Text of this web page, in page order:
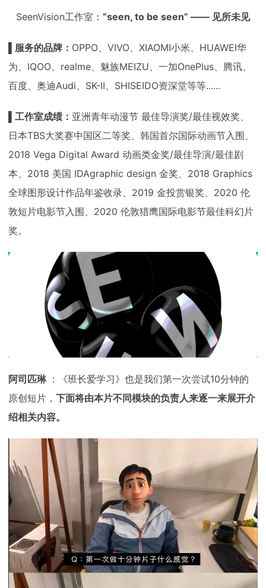
SeenVision工作室： “seen, to be seen” —— 见所未见
▌服务的品牌： OPPO、VIVO、XIAOMI小米、HUAWEI华
为、IQOO、realme、魅族MEIZU、一加OnePlus、腾讯、
百度、奥迪Audi、SK-II、SHISEIDO资深堂等等......
▌工作室成绩： 亚洲青年动漫节 最佳导演奖/最佳视效奖、
日本TBS大奖赛中国区二等奖、韩国首尔国际动画节入围、
2018 Vega Digital Award 动画类金奖/最佳导演/最佳剧
本、2018 美国 IDAgraphic design 金奖、2018 Graphics
全球图形设计作品年鉴收录、2019 金投赏银奖、2020 伦
敦短片电影节入围、2020 伦敦猎鹰国际电影节最佳科幻片
奖。
阿司匹琳 ：《班长爱学习》也是我们第一次尝试10分钟的
原创短片， 下面将由本片不同模块的负责人来逐一来展开介
绍相关内容。